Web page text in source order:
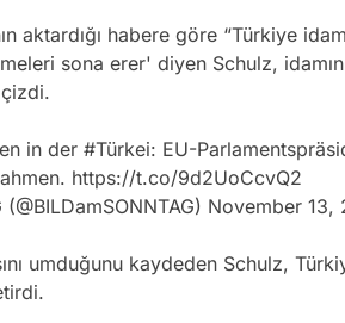
aktardığı habere göre “Türkiye
sona erer' diyen Schulz, idamın
in der #Türkei: EU-
https://t.co/9d2UoCcvQ2
November 13,
umduğunu kaydeden Schulz,